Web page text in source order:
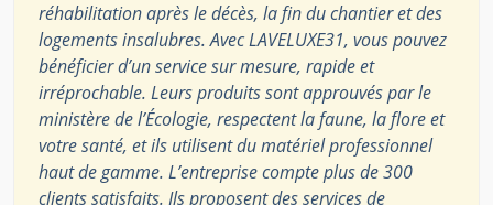
réhabilitation après le décès, la fin du chantier et des
logements insalubres. Avec LAVELUXE31, vous pouvez
bénéficier d’un service sur mesure, rapide et
irréprochable. Leurs produits sont approuvés par le
ministère de l’Écologie, respectent la faune, la flore et
votre santé, et ils utilisent du matériel professionnel
haut de gamme. L’entreprise compte plus de 300
clients satisfaits. Ils proposent des services de